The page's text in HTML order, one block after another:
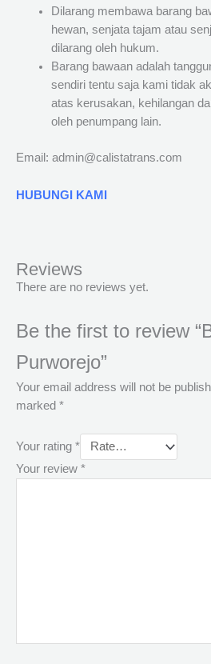
Dilarang membawa barang
hewan, senjata tajam atau
dilarang oleh hukum.
Barang bawaan adalah
sendiri tentu saja kami tidak
atas kerusakan, kehilangan
oleh penumpang lain.
Email: admin@calistatrans.com
HUBUNGI KAMI
Reviews
There are no reviews yet.
Be the first to review
Purworejo”
Your email address will not be
marked *
Your rating *
Your review *